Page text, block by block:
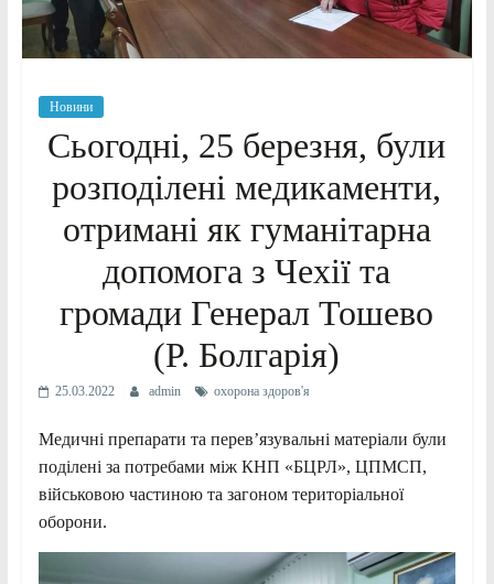
Новини
Сьогодні, 25 березня, були
розподілені медикаменти,
отримані як гуманітарна
допомога з Чехії та
громади Генерал Тошево
(Р. Болгарія)
25.03.2022 admin охорона здоров'я
Медичні препарати та перев’язувальні матеріали були
поділені за потребами між КНП «БЦРЛ», ЦПМСП,
військовою частиною та загоном територіальної
оборони.